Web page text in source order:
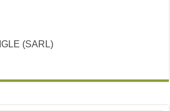
(SARL)